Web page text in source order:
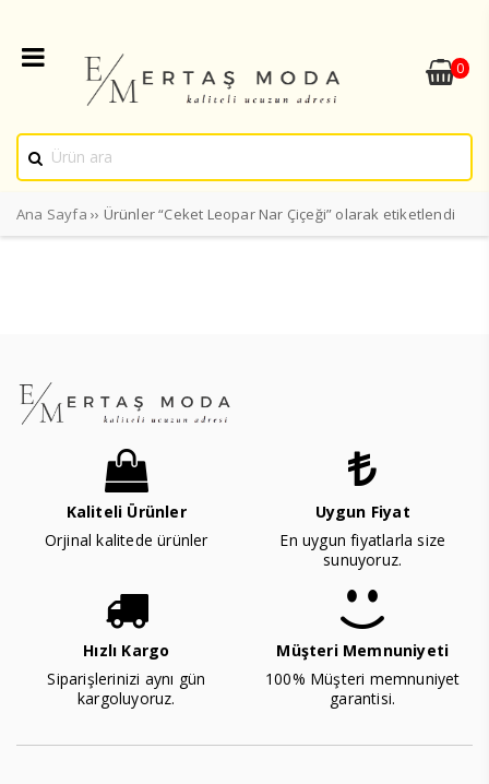
0
Ana Sayfa ›› Ürünler “Ceket Leopar Nar Çiçeği” olarak etiketlendi
Kaliteli Ürünler
Orjinal kalitede ürünler
Uygun Fiyat
En uygun fiyatlarla size
sunuyoruz.
Hızlı Kargo
Siparişlerinizi aynı gün
kargoluyoruz.
Müşteri Memnuniyeti
100% Müşteri memnuniyet
garantisi.